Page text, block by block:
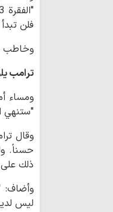
فلن
وخاطب
ترامب
ومساء
"ستنهي
وقال
حسناً.
ذلك على 91 مليون شخص".
وأضاف:
ليس